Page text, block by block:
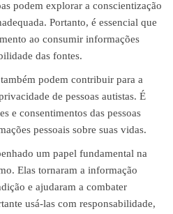
podem explorar a conscientização
Portanto, é essencial que
ao consumir informações
das fontes.
podem contribuir para a
de pessoas autistas. É
e consentimentos das pessoas
pessoais sobre suas vidas.
um papel fundamental na
Elas tornaram a informação
e ajudaram a combater
usá-las com responsabilidade,